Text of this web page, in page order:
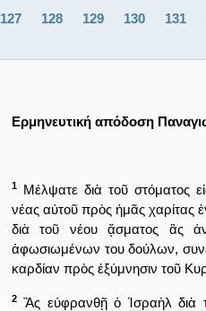
127 128 129 130 131
Ερμηνευτική απόδοση
1
Μέλψατε διὰ τοῦ στόματος
νέας αὐτοῦ πρὸς ἡμᾶς χαρίτας
διὰ τοῦ νέου ᾄσματος ἂς
ἀφωσιωμένων του δούλων,
καρδίαν πρὸς ἐξύμνησιν τοῦ
2 Ἂς εὐφρανθῇ ὁ Ἰσραὴλ διὰ